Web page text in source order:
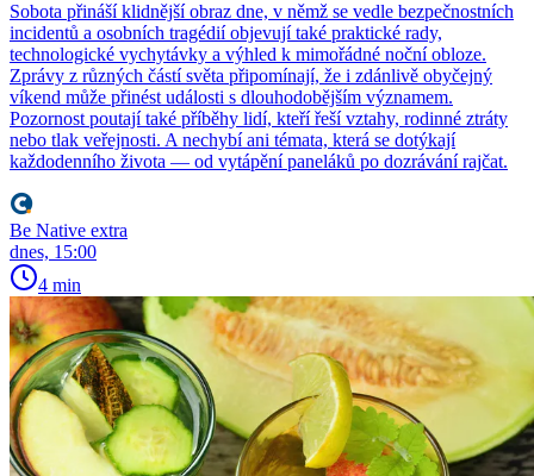
Sobota přináší klidnější obraz dne, v němž se vedle bezpečnostních
incidentů a osobních tragédií objevují také praktické rady,
technologické vychytávky a výhled k mimořádné noční obloze.
Zprávy z různých částí světa připomínají, že i zdánlivě obyčejný
víkend může přinést události s dlouhodobějším významem.
Pozornost poutají také příběhy lidí, kteří řeší vztahy, rodinné ztráty
nebo tlak veřejnosti. A nechybí ani témata, která se dotýkají
každodenního života — od vytápění paneláků po dozrávání rajčat.
Be Native extra
dnes, 15:00
4 min